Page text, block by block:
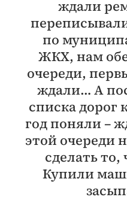
ждали
по
ЖКХ, нам
очереди,
ждали… А
списка дорог
год поняли –
этой очереди
сделать
Купили